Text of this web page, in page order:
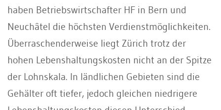
haben Betriebswirtschafter HF in Bern und
Neuchâtel die höchsten Verdienstmöglichkeiten.
Überraschenderweise liegt Zürich trotz der
hohen Lebenshaltungskosten nicht an der Spitze
der Lohnskala. In ländlichen Gebieten sind die
Gehälter oft tiefer, jedoch gleichen niedrigere